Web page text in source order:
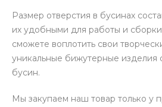
Размер отверстия в бусинах
их удобными для работы и
сможете воплотить свои
уникальные бижутерные изделия
бусин.
Мы закупаем наш товар только у